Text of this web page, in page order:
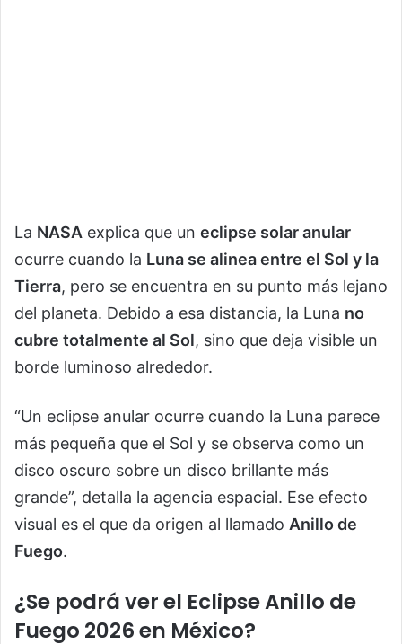
La NASA explica que un eclipse solar anular
ocurre cuando la Luna se alinea entre el Sol y la
Tierra, pero se encuentra en su punto más lejano
del planeta. Debido a esa distancia, la Luna no
cubre totalmente al Sol, sino que deja visible un
borde luminoso alrededor.
“Un eclipse anular ocurre cuando la Luna parece
más pequeña que el Sol y se observa como un
disco oscuro sobre un disco brillante más
grande”, detalla la agencia espacial. Ese efecto
visual es el que da origen al llamado Anillo de
Fuego.
¿Se podrá ver el Eclipse Anillo de
Fuego 2026 en México?